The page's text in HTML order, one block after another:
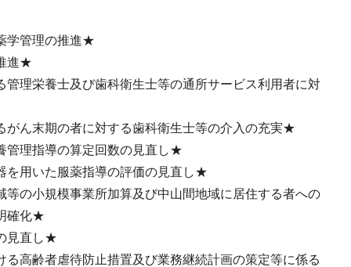
学管理の推進★
進★
管理栄養士及び歯科衛生士等の通所サービス利用者に対
がん末期の者に対する歯科衛生士等の介入の充実★
管理指導の算定回数の見直し★
を用いた服薬指導の評価の見直し★
等の小規模事業所加算及び中山間地域に居住する者への
確化★
見直し★
る高齢者虐待防止措置及び業務継続計画の策定等に係る